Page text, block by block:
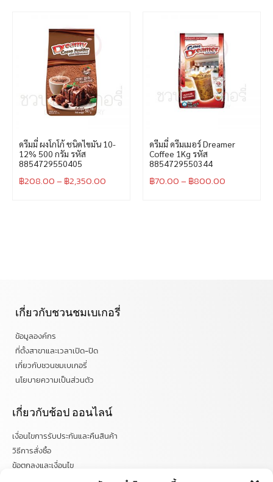
ดรีมมี่ ผงโกโก้ ชนิดไขมัน 10-
12% 500 กรัม รหัส
8854729550405
฿208.00– ฿2,350.00
ดรีมมี่ ดรีมเมอร์ Dreamer
Coffee 1Kg รหัส
8854729550344
฿70.00– ฿800.00
เกี่ยวกับชวนชมเบเกอรี่
ข้อมูลองค์กร
ที่ตั้งสาขาและเวลาเปิด-ปิด
เกี่ยวกับชวนชมเบเกอรี่
นโยบายความเป็นส่วนตัว
เกี่ยวกับช้อป ออนไลน์
เงื่อนไขการรับประกันและคืนสินค้า
วิธีการสั่งซื้อ
ข้อตกลงและเงื่อนไข